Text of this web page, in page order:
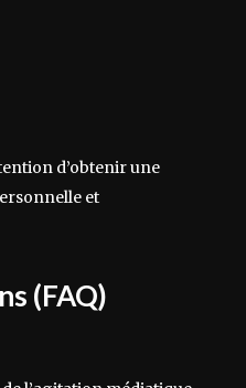
d’obtenir une
et
(FAQ)